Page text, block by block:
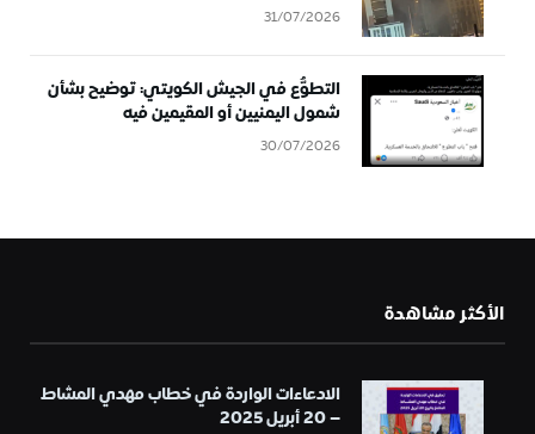
31/07/2026
التطوُّع في الجيش الكويتي: توضيح بشأن
شمول اليمنيين أو المقيمين فيه
30/07/2026
الأكثر مشاهدة
الادعاءات الواردة في خطاب مهدي المشاط
– 20 أبريل 2025